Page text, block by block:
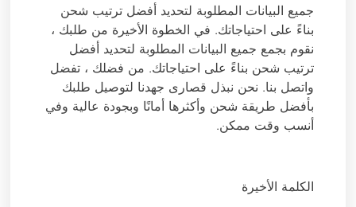
جميع البيانات المطلوبة لتحديد أفضل ترتيب شحن
بناءً على احتياجاتك. في الخطوة الأخيرة من طلبك ،
نقوم بجمع جميع البيانات المطلوبة لتحديد أفضل
ترتيب شحن بناءً على احتياجاتك. من فضلك ، تفضل
واتصل بنا. نحن نبذل قصارى جهدنا لتوصيل طلبك
بأفضل طريقة شحن وأكثرها أمانًا وبجودة عالية وفي
أنسب وقت ممكن.
الكلمة الأخيرة